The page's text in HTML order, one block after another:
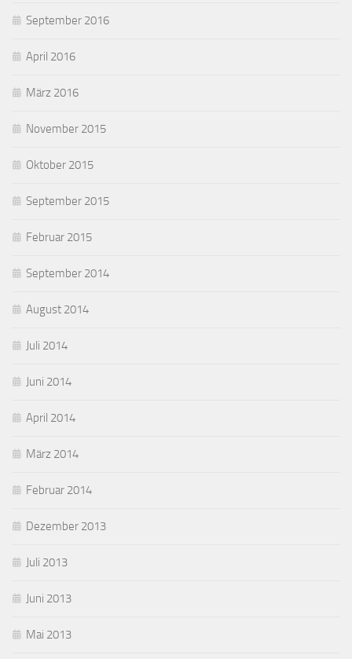
September 2016
April 2016
März 2016
November 2015
Oktober 2015
September 2015
Februar 2015
September 2014
August 2014
Juli 2014
Juni 2014
April 2014
März 2014
Februar 2014
Dezember 2013
Juli 2013
Juni 2013
Mai 2013